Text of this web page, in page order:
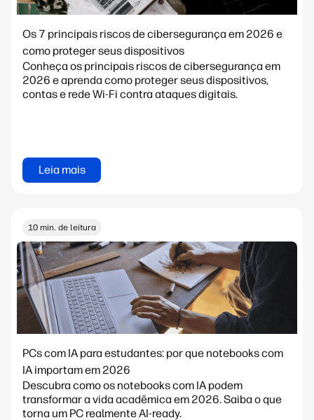
Os 7 principais riscos de cibersegurança em 2026 e
como proteger seus dispositivos
Conheça os principais riscos de cibersegurança em
2026 e aprenda como proteger seus dispositivos,
contas e rede Wi-Fi contra ataques digitais.
Leia mais
10 min. de leitura
PCs com IA para estudantes: por que notebooks com
IA importam em 2026
Descubra como os notebooks com IA podem
transformar a vida acadêmica em 2026. Saiba o que
torna um PC realmente AI-ready.